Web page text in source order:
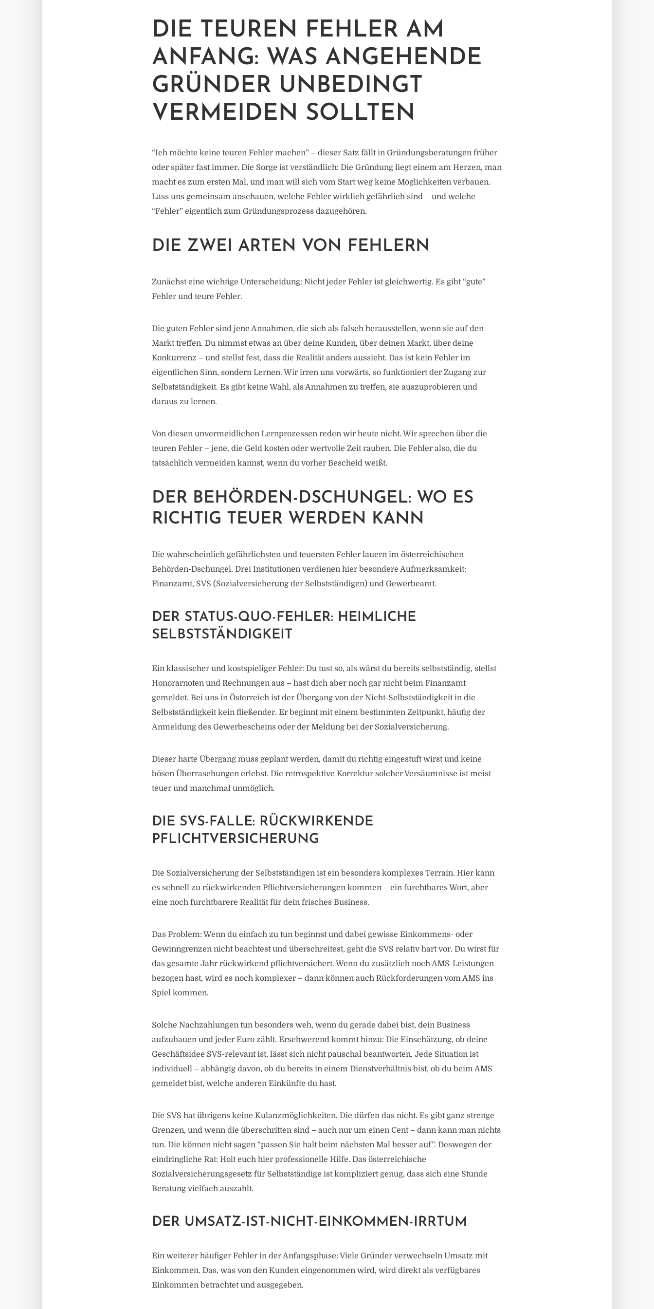
DIE TEUREN FEHLER AM
ANFANG: WAS ANGEHENDE
GRÜNDER UNBEDINGT
VERMEIDEN SOLLTEN
“Ich möchte keine teuren Fehler machen” – dieser Satz fällt in Gründungsberatungen früher
oder später fast immer. Die Sorge ist verständlich: Die Gründung liegt einem am Herzen, man
macht es zum ersten Mal, und man will sich vom Start weg keine Möglichkeiten verbauen.
Lass uns gemeinsam anschauen, welche Fehler wirklich gefährlich sind – und welche
“Fehler” eigentlich zum Gründungsprozess dazugehören.
DIE ZWEI ARTEN VON FEHLERN
Zunächst eine wichtige Unterscheidung: Nicht jeder Fehler ist gleichwertig. Es gibt “gute”
Fehler und teure Fehler.
Die guten Fehler sind jene Annahmen, die sich als falsch herausstellen, wenn sie auf den
Markt treffen. Du nimmst etwas an über deine Kunden, über deinen Markt, über deine
Konkurrenz – und stellst fest, dass die Realität anders aussieht. Das ist kein Fehler im
eigentlichen Sinn, sondern Lernen. Wir irren uns vorwärts, so funktioniert der Zugang zur
Selbstständigkeit. Es gibt keine Wahl, als Annahmen zu treffen, sie auszuprobieren und
daraus zu lernen.
Von diesen unvermeidlichen Lernprozessen reden wir heute nicht. Wir sprechen über die
teuren Fehler – jene, die Geld kosten oder wertvolle Zeit rauben. Die Fehler also, die du
tatsächlich vermeiden kannst, wenn du vorher Bescheid weißt.
DER BEHÖRDEN-DSCHUNGEL: WO ES
RICHTIG TEUER WERDEN KANN
Die wahrscheinlich gefährlichsten und teuersten Fehler lauern im österreichischen
Behörden-Dschungel. Drei Institutionen verdienen hier besondere Aufmerksamkeit:
Finanzamt, SVS (Sozialversicherung der Selbstständigen) und Gewerbeamt.
DER STATUS-QUO-FEHLER: HEIMLICHE
SELBSTSTÄNDIGKEIT
Ein klassischer und kostspieliger Fehler: Du tust so, als wärst du bereits selbstständig, stellst
Honorarnoten und Rechnungen aus – hast dich aber noch gar nicht beim Finanzamt
gemeldet. Bei uns in Österreich ist der Übergang von der Nicht-Selbstständigkeit in die
Selbstständigkeit kein fließender. Er beginnt mit einem bestimmten Zeitpunkt, häufig der
Anmeldung des Gewerbescheins oder der Meldung bei der Sozialversicherung.
Dieser harte Übergang muss geplant werden, damit du richtig eingestuft wirst und keine
bösen Überraschungen erlebst. Die retrospektive Korrektur solcher Versäumnisse ist meist
teuer und manchmal unmöglich.
DIE SVS-FALLE: RÜCKWIRKENDE
PFLICHTVERSICHERUNG
Die Sozialversicherung der Selbstständigen ist ein besonders komplexes Terrain. Hier kann
es schnell zu rückwirkenden Pflichtversicherungen kommen – ein furchtbares Wort, aber
eine noch furchtbarere Realität für dein frisches Business.
Das Problem: Wenn du einfach zu tun beginnst und dabei gewisse Einkommens- oder
Gewinngrenzen nicht beachtest und überschreitest, geht die SVS relativ hart vor. Du wirst für
das gesamte Jahr rückwirkend pflichtversichert. Wenn du zusätzlich noch AMS-Leistungen
bezogen hast, wird es noch komplexer – dann können auch Rückforderungen vom AMS ins
Spiel kommen.
Solche Nachzahlungen tun besonders weh, wenn du gerade dabei bist, dein Business
aufzubauen und jeder Euro zählt. Erschwerend kommt hinzu: Die Einschätzung, ob deine
Geschäftsidee SVS-relevant ist, lässt sich nicht pauschal beantworten. Jede Situation ist
individuell – abhängig davon, ob du bereits in einem Dienstverhältnis bist, ob du beim AMS
gemeldet bist, welche anderen Einkünfte du hast.
Die SVS hat übrigens keine Kulanzmöglichkeiten. Die dürfen das nicht. Es gibt ganz strenge
Grenzen, und wenn die überschritten sind – auch nur um einen Cent – dann kann man nichts
tun. Die können nicht sagen “passen Sie halt beim nächsten Mal besser auf”. Deswegen der
eindringliche Rat: Holt euch hier professionelle Hilfe. Das österreichische
Sozialversicherungsgesetz für Selbstständige ist kompliziert genug, dass sich eine Stunde
Beratung vielfach auszahlt.
DER UMSATZ-IST-NICHT-EINKOMMEN-IRRTUM
Ein weiterer häufiger Fehler in der Anfangsphase: Viele Gründer verwechseln Umsatz mit
Einkommen. Das, was von den Kunden eingenommen wird, wird direkt als verfügbares
Einkommen betrachtet und ausgegeben.